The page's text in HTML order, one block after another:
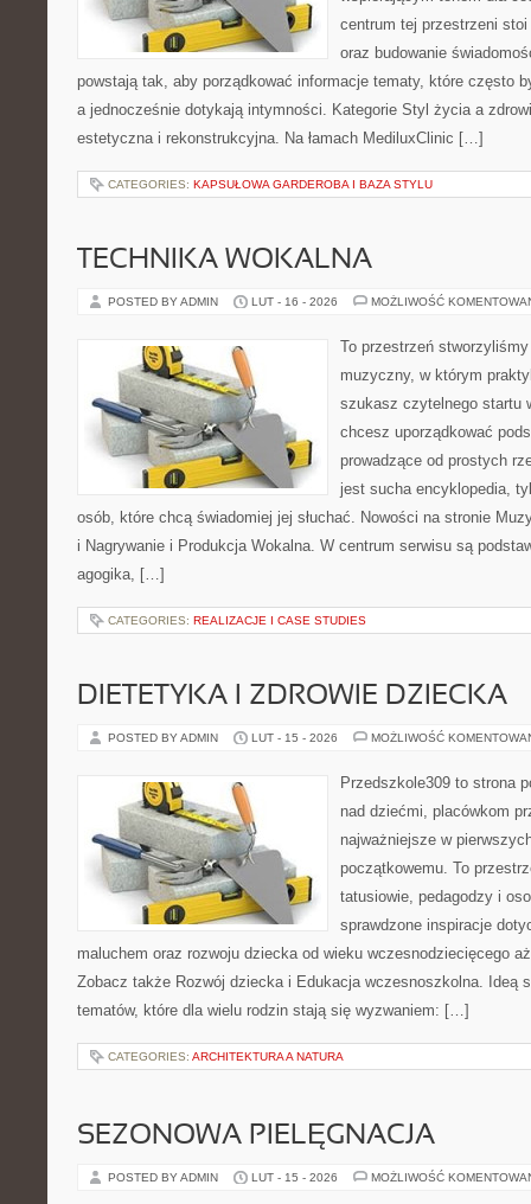
centrum tej przestrzeni
oraz budowanie
powstają tak, aby porządkować informacje tematy, które często
a jednocześnie dotykają intymności. Kategorie Styl życia a
estetyczna i rekonstrukcyjna. Na łamach MediluxClinic […]
CATEGORIES: KAPSUŁOWA GARDEROBA I BAZA STYLU
TECHNIKA WOKALNA
POSTED BY ADMIN LUT - 16 - 2026 MOŻLIWOŚĆ
To przestrzeń
muzyczny, w którym
szukasz czytelnego startu
chcesz uporządkować
prowadzące od prostych
jest sucha encyklopedia,
osób, które chcą świadomiej jej słuchać. Nowości na stronie
i Nagrywanie i Produkcja Wokalna. W centrum serwisu są
agogika, […]
CATEGORIES: REALIZACJE I CASE STUDIES
DIETETYKA I ZDROWIE DZIECKA
POSTED BY ADMIN LUT - 15 - 2026 MOŻLIWOŚĆ
Przedszkole309 to strona
nad dziećmi, placówkom
najważniejsze w
początkowemu. To
tatusiowie, pedagodzy i
sprawdzone inspiracje
maluchem oraz rozwoju dziecka od wieku wczesnodziecięcego
Zobacz także Rozwój dziecka i Edukacja wczesnoszkolna. Ideą
tematów, które dla wielu rodzin stają się wyzwaniem: […]
CATEGORIES: ARCHITEKTURA A NATURA
SEZONOWA PIELĘGNACJA
POSTED BY ADMIN LUT - 15 - 2026 MOŻLIWOŚĆ